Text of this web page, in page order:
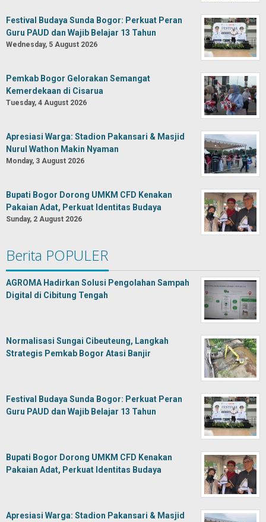
Festival Budaya Sunda Bogor: Perkuat Peran
Guru PAUD dan Wajib Belajar 13 Tahun
Wednesday, 5 August 2026
Pemkab Bogor Gelorakan Semangat
Kemerdekaan di Cisarua
Tuesday, 4 August 2026
Apresiasi Warga: Stadion Pakansari & Masjid
Nurul Wathon Makin Nyaman
Monday, 3 August 2026
Bupati Bogor Dorong UMKM CFD Kenakan
Pakaian Adat, Perkuat Identitas Budaya
Sunday, 2 August 2026
Berita POPULER
AGROMA Hadirkan Solusi Pengolahan Sampah
Digital di Cibitung Tengah
Normalisasi Sungai Cibeuteung, Langkah
Strategis Pemkab Bogor Atasi Banjir
Festival Budaya Sunda Bogor: Perkuat Peran
Guru PAUD dan Wajib Belajar 13 Tahun
Bupati Bogor Dorong UMKM CFD Kenakan
Pakaian Adat, Perkuat Identitas Budaya
Apresiasi Warga: Stadion Pakansari & Masjid